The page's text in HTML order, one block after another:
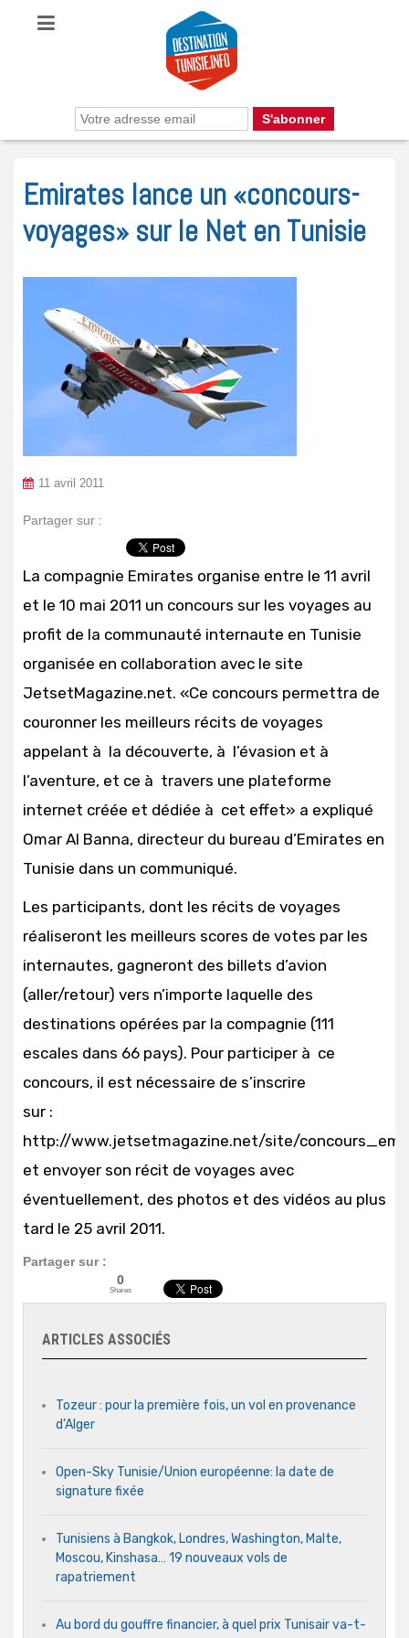
Emirates lance un «concours-
voyages» sur le Net en Tunisie
11 avril 2011
Partager sur :
La compagnie Emirates organise entre le 11 avril
et le 10 mai 2011 un concours sur les voyages au
profit de la communauté internaute en Tunisie
organisée en collaboration avec le site
JetsetMagazine.net. «Ce concours permettra de
couronner les meilleurs récits de voyages
appelant à la découverte, à l’évasion et à
l’aventure, et ce à travers une plateforme
internet créée et dédiée à cet effet» a expliqué
Omar Al Banna, directeur du bureau d’Emirates en
Tunisie dans un communiqué.
Les participants, dont les récits de voyages
réaliseront les meilleurs scores de votes par les
internautes, gagneront des billets d’avion
(aller/retour) vers n’importe laquelle des
destinations opérées par la compagnie (111
escales dans 66 pays). Pour participer à ce
concours, il est nécessaire de s’inscrire
sur :
http://www.jetsetmagazine.net/site/
et envoyer son récit de voyages avec
éventuellement, des photos et des vidéos au plus
tard le 25 avril 2011.
Partager sur :
0
Shares
ARTICLES ASSOCIÉS
Tozeur : pour la première fois, un vol en provenance
d’Alger
Open-Sky Tunisie/Union européenne: la date de
signature fixée
Tunisiens à Bangkok, Londres, Washington, Malte,
Moscou, Kinshasa… 19 nouveaux vols de
rapatriement
Au bord du gouffre financier, à quel prix Tunisair va-t-